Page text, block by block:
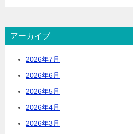
アーカイブ
2026年7月
2026年6月
2026年5月
2026年4月
2026年3月